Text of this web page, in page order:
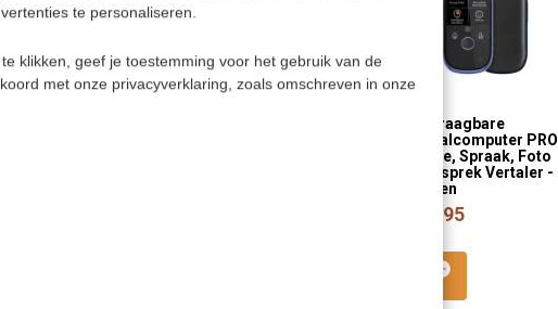
te personaliseren.
te klikken, geef je toestemming voor het gebruik van de
met onze privacyverklaring, zoals omschreven in onze
AI - Draagbare
Vertaalcomputer PRO
- Voice, Spraak, Foto
en Gesprek Vertaler -
78 talen
€ 99,95